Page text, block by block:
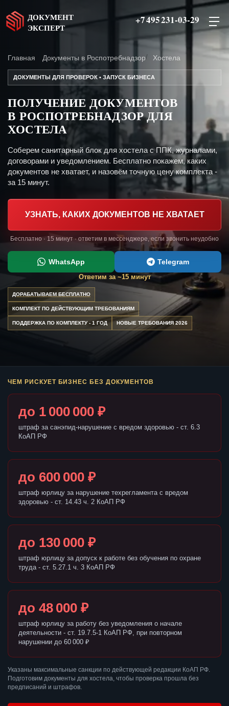
ДОКУМЕНТ
ЭКСПЕРТ
+7 495 231-03-29
Главная Документы в Роспотребнадзор Хостела
ДОКУМЕНТЫ ДЛЯ ПРОВЕРОК • ЗАПУСК БИЗНЕСА
ПОЛУЧЕНИЕ ДОКУМЕНТОВ
В РОСПОТРЕБНАДЗОР ДЛЯ
ХОСТЕЛА
Соберем санитарный блок для хостела с ППК, журналами,
договорами и уведомлением. Бесплатно покажем, каких
документов не хватает, и назовём точную цену комплекта -
за 15 минут.
УЗНАТЬ, КАКИХ ДОКУМЕНТОВ НЕ ХВАТАЕТ
Бесплатно · 15 минут · ответим в мессенджере, если звонить неудобно
WhatsApp Telegram
Ответим за ~15 минут
ДОРАБАТЫВАЕМ БЕСПЛАТНО
КОМПЛЕКТ ПО ДЕЙСТВУЮЩИМ ТРЕБОВАНИЯМ
ПОДДЕРЖКА ПО КОМПЛЕКТУ - 1 ГОД НОВЫЕ ТРЕБОВАНИЯ 2026
ЧЕМ РИСКУЕТ БИЗНЕС БЕЗ ДОКУМЕНТОВ
до 1 000 000 ₽
штраф за санэпид-нарушение с вредом здоровью - ст. 6.3
КоАП РФ
до 600 000 ₽
штраф юрлицу за нарушение техрегламента с вредом
здоровью - ст. 14.43 ч. 2 КоАП РФ
до 130 000 ₽
штраф юрлицу за допуск к работе без обучения по охране
труда - ст. 5.27.1 ч. 3 КоАП РФ
до 48 000 ₽
штраф юрлицу за работу без уведомления о начале
деятельности - ст. 19.7.5-1 КоАП РФ, при повторном
нарушении до 60 000 ₽
Указаны максимальные санкции по действующей редакции КоАП РФ.
Подготовим документы для хостела, чтобы проверка прошла без
предписаний и штрафов.